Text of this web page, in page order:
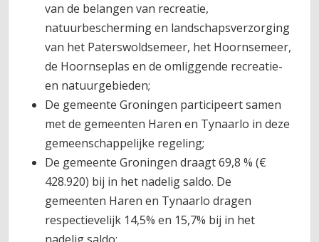
van de belangen van recreatie,
natuurbescherming en landschapsverzorging
van het Paterswoldsemeer, het Hoornsemeer,
de Hoornseplas en de omliggende recreatie-
en natuurgebieden;
De gemeente Groningen participeert samen
met de gemeenten Haren en Tynaarlo in deze
gemeenschappelijke regeling;
De gemeente Groningen draagt 69,8 % (€
428.920) bij in het nadelig saldo. De
gemeenten Haren en Tynaarlo dragen
respectievelijk 14,5% en 15,7% bij in het